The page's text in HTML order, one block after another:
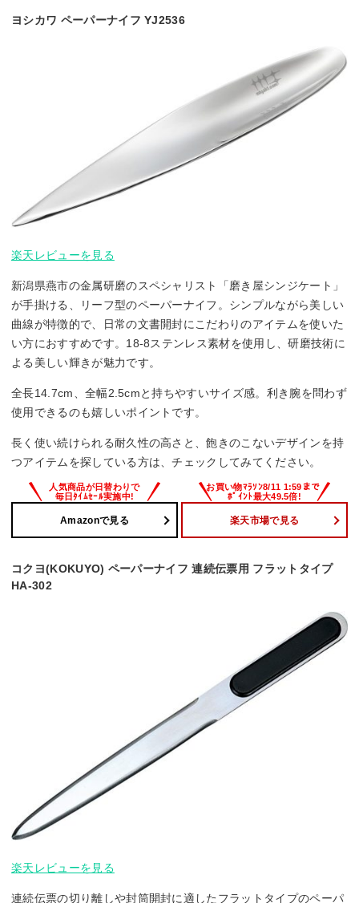
ヨシカワ ペーパーナイフ YJ2536
楽天レビューを見る
新潟県燕市の金属研磨のスペシャリスト「磨き屋シンジケート」
が手掛ける、リーフ型のペーパーナイフ。シンプルながら美しい
曲線が特徴的で、日常の文書開封にこだわりのアイテムを使いた
い方におすすめです。18-8ステンレス素材を使用し、研磨技術に
よる美しい輝きが魅力です。
全長14.7cm、全幅2.5cmと持ちやすいサイズ感。利き腕を問わず
使用できるのも嬉しいポイントです。
長く使い続けられる耐久性の高さと、飽きのこないデザインを持
つアイテムを探している方は、チェックしてみてください。
Amazonで見る 楽天市場で見る
コクヨ(KOKUYO) ペーパーナイフ 連続伝票用 フラットタイプ
HA-302
楽天レビューを見る
連続伝票の切り離しや封筒開封に適したフラットタイプのペーパ